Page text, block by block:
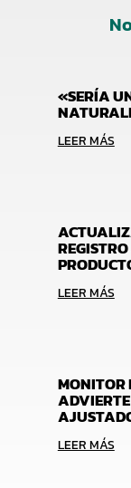
«SERÍA
LEER MÁS
LEER MÁS
MONITOR
LEER MÁS